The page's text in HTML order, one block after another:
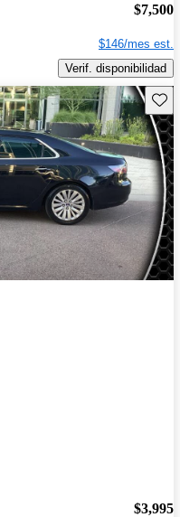
$7,500
$146/mes est.
Verif. disponibilidad
$3,995